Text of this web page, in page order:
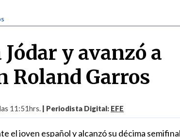
y avanzó a
Roland Garros
11:51hrs. | Periodista Digital: EFE
el joven español y alcanzó su décima